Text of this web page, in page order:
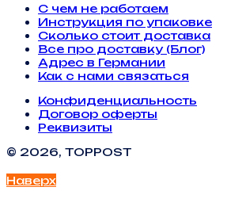
С чем не работаем
Инструкция по упаковке
Сколько стоит доставка
Все про доставку (Блог)
Адрес в Германии
Как с нами связаться
Конфиденциальность
Договор оферты
Реквизиты
© 2026, TOPPOST
Наверх